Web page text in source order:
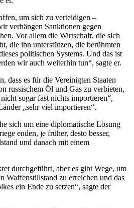
um sich zu verteidigen –
verhängen Sanktionen gegen
Vor allem die Wirtschaft, die sich
die ihn unterstützen, die berühmten
politischen Systems. Und das ist
wir auch weiterhin tun“, sagte er.
dass es für die Vereinigten Staaten
russischem Öl und Gas zu verbieten,
sogar fast nichts importieren“,
„sehr viel importieren“.
sich um eine diplomatische Lösung
enden, je früher, desto besser,
und danach mit einem
durchgeführt, aber es gibt Wege, um
Waffenstillstand zu erreichen und das
ein Ende zu setzen“, sagte der